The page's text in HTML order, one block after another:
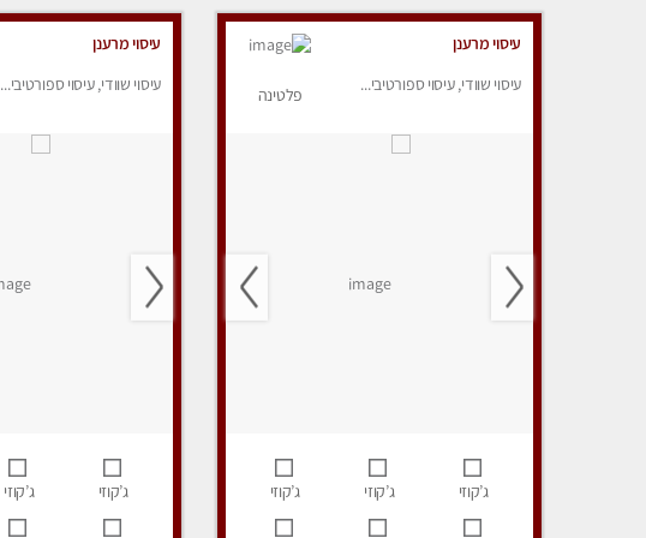
עיסוי מרענן
עיסוי שוודי, עיסוי ספורטיבי...
פלטינה
ג’קוזי ג’קוזי ג’קוזי
עיסוי מרענן
עיסוי שוודי, עיסוי ספורטיבי...
ג’קוזי ג’קוזי